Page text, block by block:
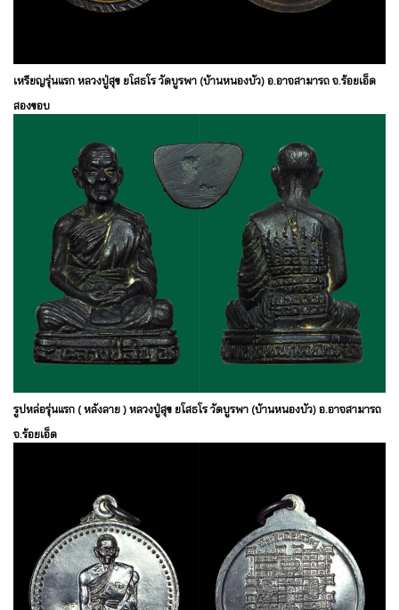
เหรียญรุ่นแรก หลวงปู่สุข ยโสธโร วัดบูรพา (บ้านหนองบัว) อ.อาจสามารถ จ.ร้อยเอ็ด
สองขอบ
รูปหล่อรุ่นแรก ( หลังลาย ) หลวงปู่สุข ยโสธโร วัดบูรพา (บ้านหนองบัว) อ.อาจสามารถ
จ.ร้อยเอ็ด